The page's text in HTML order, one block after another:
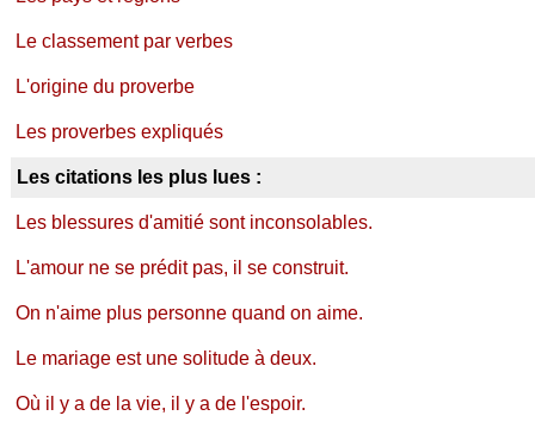
Le classement par verbes
L'origine du proverbe
Les proverbes expliqués
Les citations les plus lues :
Les blessures d'amitié sont inconsolables.
L'amour ne se prédit pas, il se construit.
On n'aime plus personne quand on aime.
Le mariage est une solitude à deux.
Où il y a de la vie, il y a de l'espoir.